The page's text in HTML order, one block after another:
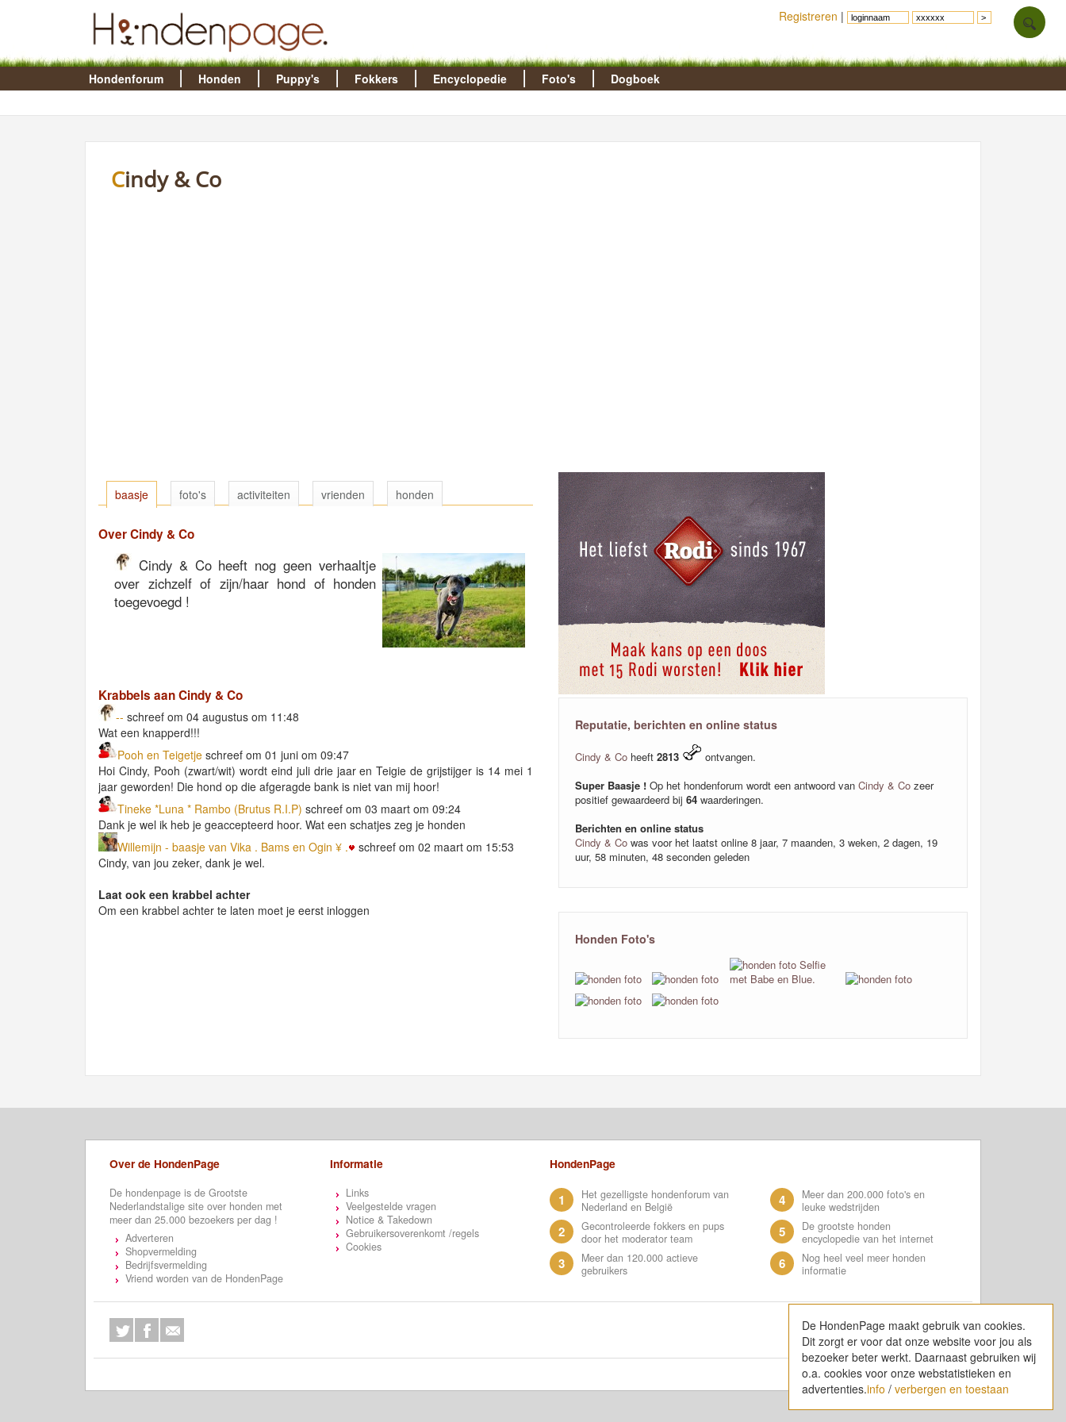
Hondenforum Honden Puppy's Fokkers Encyclopedie Foto's Dogboek
Cindy & Co
baasje foto's activiteiten vrienden honden
Over Cindy & Co
Cindy & Co heeft nog geen verhaaltje
over zichzelf of zijn/haar hond of honden
toegevoegd !
Krabbels aan Cindy & Co
-- schreef om 04 augustus om 11:48
Wat een knapperd!!!
Pooh en Teigetje schreef om 01 juni om 09:47
Hoi Cindy, Pooh (zwart/wit) wordt eind juli drie jaar en Teigie de grijstijger is 14 mei 1
jaar geworden! Die hond op die afgeragde bank is niet van mij hoor!
Tineke *Luna * Rambo (Brutus R.I.P) schreef om 03 maart om 09:24
Dank je wel ik heb je geaccepteerd hoor. Wat een schatjes zeg je honden
Willemijn - baasje van Vika . Bams en Ogin ¥ .
schreef om 02 maart om 15:53
Cindy, van jou zeker, dank je wel.
Laat ook een krabbel achter
Om een krabbel achter te laten moet je eerst inloggen
Reputatie, berichten en online status
Cindy & Co heeft 2813
ontvangen.
Super Baasje ! Op het hondenforum wordt een antwoord van Cindy & Co zeer
positief gewaardeerd bij 64 waarderingen.
Berichten en online status
Cindy & Co was voor het laatst online 8 jaar, 7 maanden, 3 weken, 2 dagen, 19
uur, 58 minuten, 48 seconden geleden
Honden Foto's
Over de HondenPage
De hondenpage is de Grootste
Nederlandstalige site over honden met
meer dan 25.000 bezoekers per dag !
Adverteren
Shopvermelding
Bedrijfsvermelding
Vriend worden van de HondenPage
Informatie
Links
Veelgestelde vragen
Notice & Takedown
Gebruikersoverenkomt /regels
Cookies
HondenPage
1
Het gezelligste hondenforum van
Nederland en België
2
Gecontroleerde fokkers en pups
door het moderator team
3
Meer dan 120.000 actieve
gebruikers
4
Meer dan 200.000 foto's en
leuke wedstrijden
5
De grootste honden
encyclopedie van het internet
6
Nog heel veel meer honden
informatie
De HondenPage maakt gebruik van cookies.
Dit zorgt er voor dat onze website voor jou als
bezoeker beter werkt. Daarnaast gebruiken wij
o.a. cookies voor onze webstatistieken en
advertenties.info / verbergen en toestaan
Registreren |